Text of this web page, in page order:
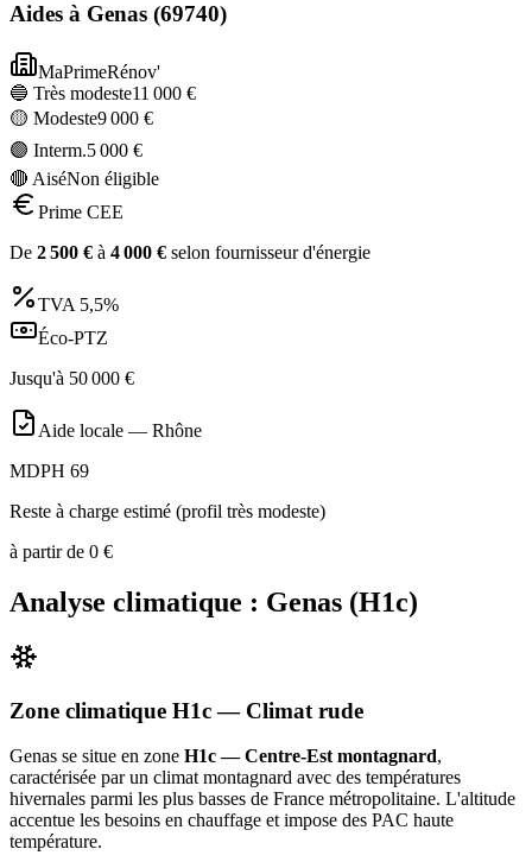
Aides à Genas (69740)
MaPrimeRénov'
🔵 Très modeste11 000 €
🟡 Modeste9 000 €
🟣 Interm.5 000 €
🔴 AiséNon éligible
Prime CEE
De 2 500 € à 4 000 € selon fournisseur d'énergie
TVA 5,5%
Éco-PTZ
Jusqu'à 50 000 €
Aide locale — Rhône
MDPH 69
Reste à charge estimé (profil très modeste)
à partir de 0 €
Analyse climatique : Genas (H1c)
Zone climatique H1c— Climat rude
Genas se situe en zone H1c — Centre-Est montagnard,
caractérisée par un climat montagnard avec des températures
hivernales parmi les plus basses de France métropolitaine. L'altitude
accentue les besoins en chauffage et impose des PAC haute
température.